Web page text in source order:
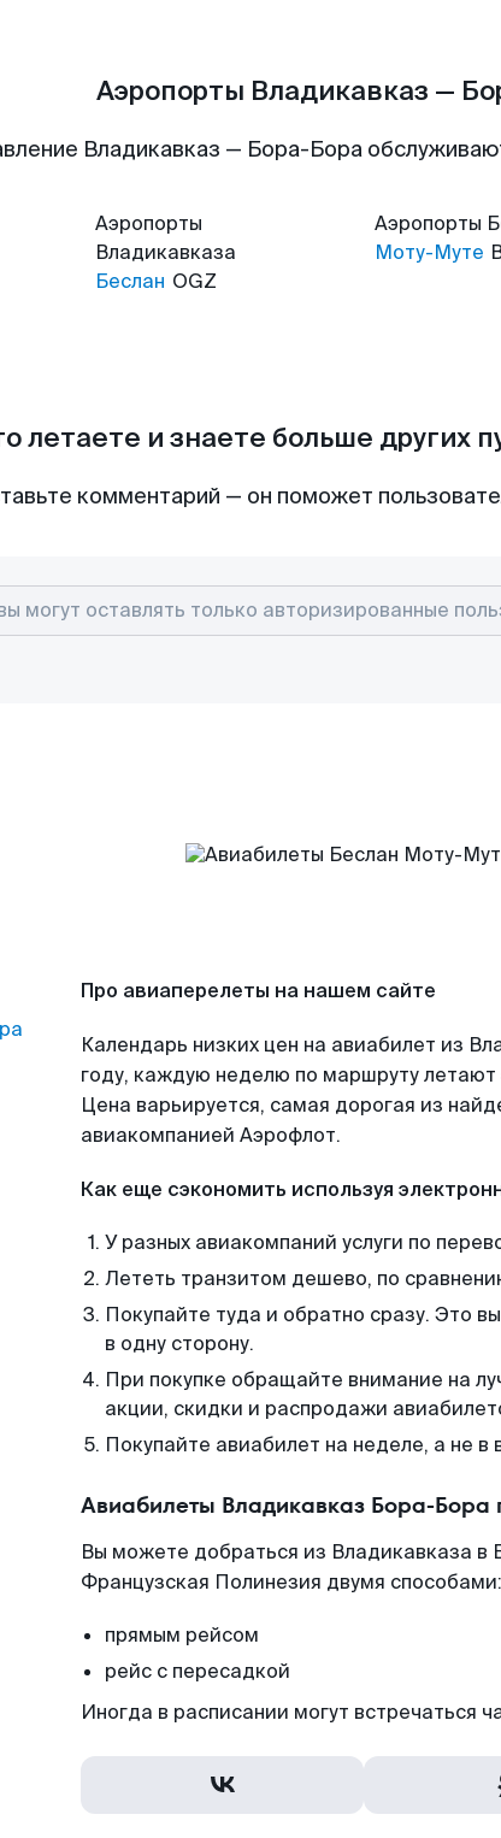
Аэропорты Владикавказ —
Владикавказ — Бора-Бора
Аэропорты
Владикавказа
Беслан OGZ
Аэропорты
Моту-Муте
летаете и знаете больше других
комментарий — он поможет
Про авиаперелеты на нашем сайте
Календарь низких цен на авиабилет из
году, каждую неделю по маршруту
Цена варьируется, самая дорогая из
авиакомпанией Аэрофлот.
Как еще сэкономить используя
У разных авиакомпаний услуги по
Лететь транзитом дешево, по
Покупайте туда и обратно сразу. Это
в одну сторону.
При покупке обращайте внимание на
акции, скидки и распродажи
Покупайте авиабилет на неделе, а не в
Авиабилеты Владикавказ Бора-
Вы можете добраться из Владикавказа в
Французская Полинезия двумя способами:
прямым рейсом
рейс с пересадкой
Иногда в расписании могут встречаться